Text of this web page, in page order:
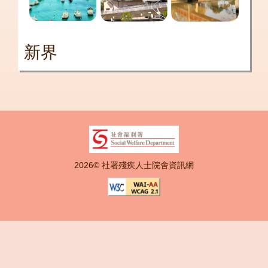
新界
2026© 社署殘疾人士院舍資訊網